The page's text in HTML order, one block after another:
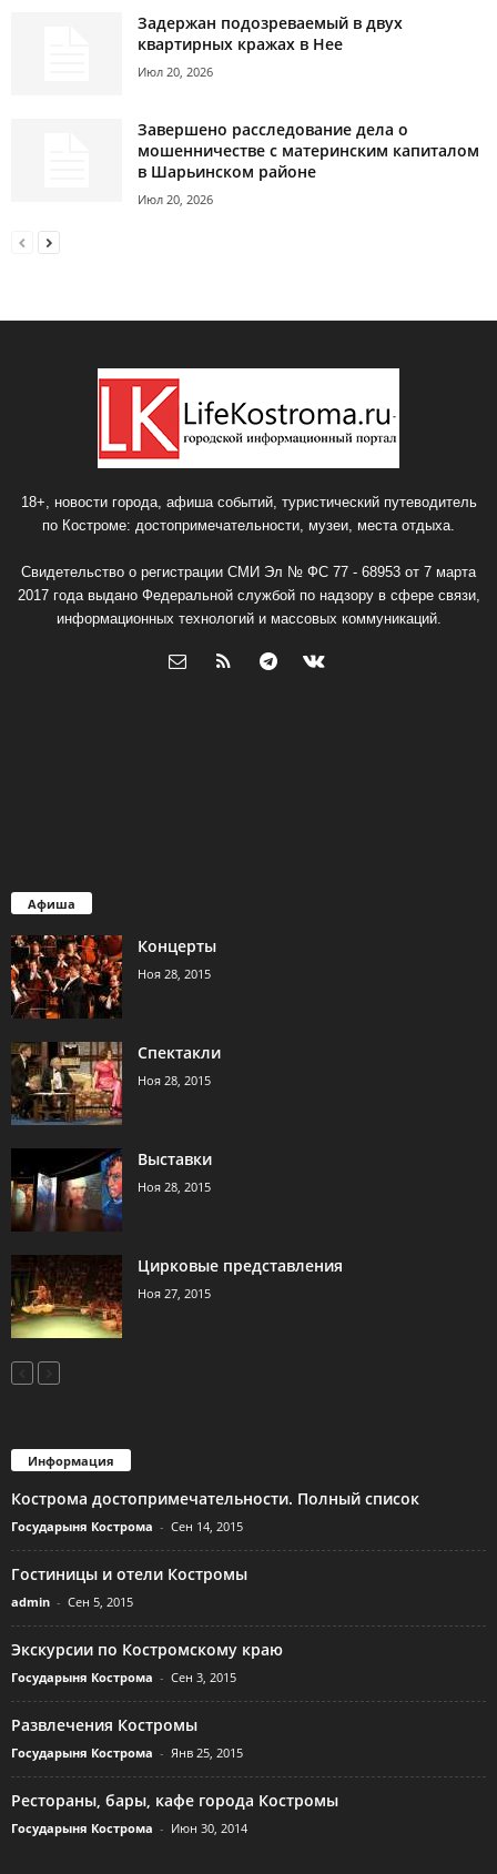
Задержан подозреваемый в двух
квартирных кражах в Нее
Июл 20, 2026
Завершено расследование дела о
мошенничестве с материнским капиталом
в Шарьинском районе
Июл 20, 2026
18+, новости города, афиша событий, туристический путеводитель
по Костроме: достопримечательности, музеи, места отдыха.
Свидетельство о регистрации СМИ Эл № ФС 77 - 68953 от 7 марта
2017 года выдано Федеральной службой по надзору в сфере связи,
информационных технологий и массовых коммуникаций.
Афиша
Концерты
Ноя 28, 2015
Спектакли
Ноя 28, 2015
Выставки
Ноя 28, 2015
Цирковые представления
Ноя 27, 2015
Информация
Кострома достопримечательности. Полный список
Государыня Кострома - Сен 14, 2015
Гостиницы и отели Костромы
admin - Сен 5, 2015
Экскурсии по Костромскому краю
Государыня Кострома - Сен 3, 2015
Развлечения Костромы
Государыня Кострома - Янв 25, 2015
Рестораны, бары, кафе города Костромы
Государыня Кострома - Июн 30, 2014